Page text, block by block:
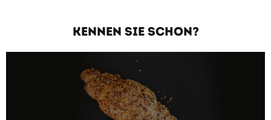
KENNEN SIE SCHON?